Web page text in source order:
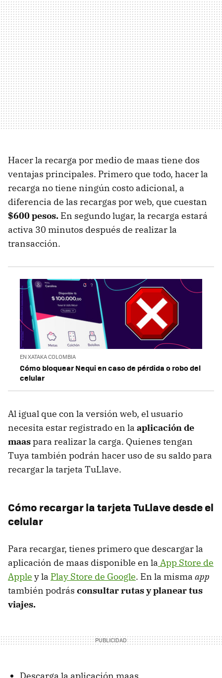
Hacer la recarga por medio de maas tiene dos
ventajas principales. Primero que todo, hacer la
recarga no tiene ningún costo adicional, a
diferencia de las recargas por web, que cuestan
$600 pesos. En segundo lugar, la recarga estará
activa 30 minutos después de realizar la
transacción.
EN XATAKA COLOMBIA
Cómo bloquear Nequi en caso de pérdida o robo del
celular
Al igual que con la versión web, el usuario
necesita estar registrado en la aplicación de
maaspara realizar la carga. Quienes tengan
Tuya también podrán hacer uso de su saldo para
recargar la tarjeta TuLlave.
Cómo recargar la tarjeta TuLlave desde el
celular
Para recargar, tienes primero que descargar la
aplicación de maas disponible en la App Store de
Apple y la Play Store de Google. En la misma app
también podrás consultar rutas y planear tus
viajes.